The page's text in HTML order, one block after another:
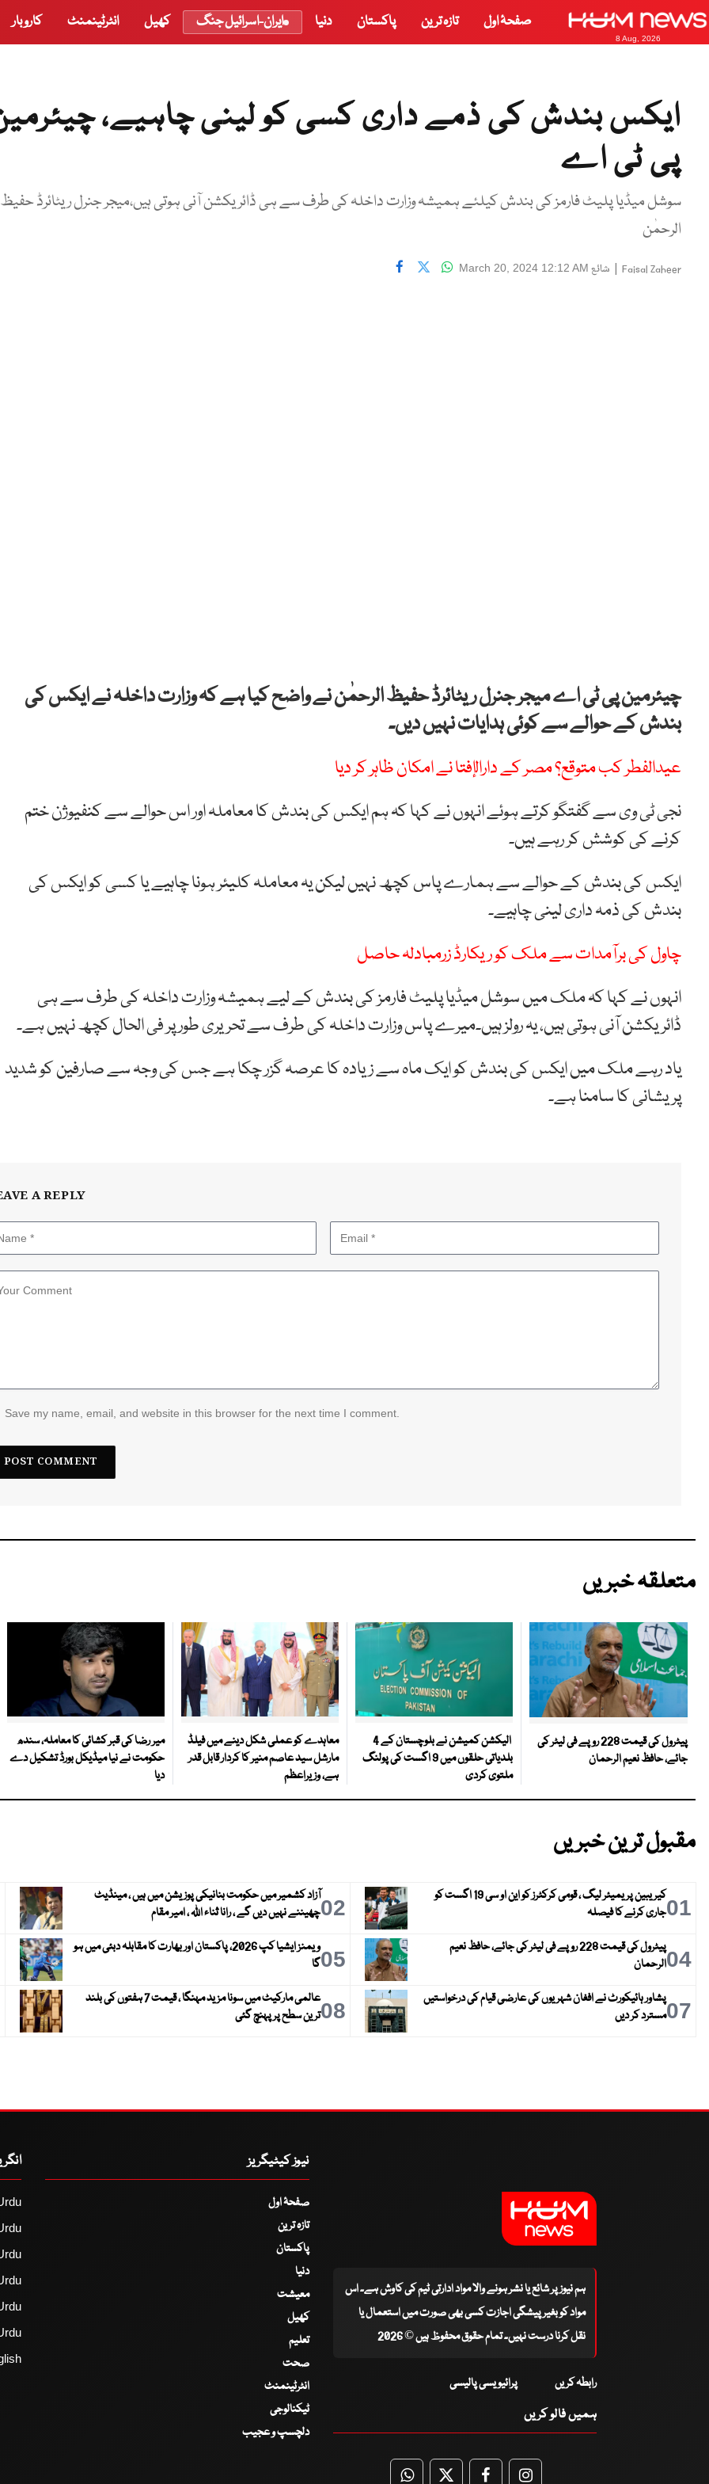
8 Aug, 2026
صفحۂ اول تازہ ترین پاکستان دنیا ایران-اسرائیل جنگ کھیل انٹرٹینمنٹ کاروبار
ایکس بندش کی ذمے داری کسی کو لینی چاہیے،
پی ٹی اے
سوشل میڈیا پلیٹ فارمز کی بندش کیلئے ہمیشہ وزارت داخلہ کی طرف سے ہی ڈائریکشن آنی ہوتی ہیں،میجر جنرل ریٹائرڈ حفیظ
الرحمٰن
Faisal Zaheer
| شائع March 20, 2024 12:12 AM
چیئرمین پی ٹی اے میجر جنرل ریٹائرڈ حفیظ الرحمٰن نے واضح کیا ہے کہ وزارت داخلہ نے ایکس کی
بندش کے حوالے سے کوئی ہدایات نہیں دیں۔
عیدالفطر کب متوقع؟ مصر کے دارالإفتا نے امکان ظاہر کر دیا
نجی ٹی وی سے گفتگو کرتے ہوئے انہوں نے کہا کہ ہم ایکس کی بندش کا معاملہ اور اس حوالے سے کنفیوژن ختم
کرنے کی کوشش کر رہے ہیں۔
ایکس کی بندش کے حوالے سے ہمارے پاس کچھ نہیں لیکن یہ معاملہ کلیئر ہونا چاہیے یا کسی کو ایکس کی
بندش کی ذمہ داری لینی چاہیے۔
چاول کی برآمدات سے ملک کو ریکارڈ زرمبادلہ حاصل
انہوں نے کہا کہ ملک میں سوشل میڈیا پلیٹ فارمز کی بندش کے لیے ہمیشہ وزارت داخلہ کی طرف سے ہی
ڈائریکشن آنی ہوتی ہیں، یہ رولز ہیں۔میرے پاس وزارت داخلہ کی طرف سے تحریری طور پر فی الحال کچھ نہیں ہے۔
یاد رہے ملک میں ایکس کی بندش کو ایک ماہ سے زیادہ کا عرصہ گزر چکا ہے جس کی وجہ سے صارفین کو شدید
پریشانی کا سامنا ہے۔
A REPLY
Save my name, email, and website in this browser for the next time I comment.
متعلقہ خبریں
پیٹرول کی قیمت 228 روپے فی لیٹر کی
جائے، حافظ نعیم الرحمان
الیکشن کمیشن نے بلوچستان کے 4
بلدیاتی حلقوں میں 9 اگست کی پولنگ
ملتوی کردی
معاہدے کو عملی شکل دینے میں فیلڈ
مارشل سید عاصم منیر کا کردار قابل قدر
ہے، وزیراعظم
میر رضا کی قبر کشائی کا معاملہ، سندھ
حکومت نے نیا میڈیکل بورڈ تشکیل دے
دیا
مقبول ترین خبریں
01
کیریبین پریمیئر لیگ ، قومی کرکٹرز کو این او سی 19 اگست کو
جاری کرنے کا فیصلہ
02آزاد کشمیر میں حکومت بنانیکی پوزیشن میں ہیں ، مینڈیٹ
چھیننے نہیں دیں گے ، رانا ثناء اللہ ، امیر مقام
04
پیٹرول کی قیمت 228 روپے فی لیٹر کی جائے، حافظ نعیم
الرحمان
05
ویمنز ایشیا کپ 2026، پاکستان اور بھارت کا مقابلہ دبئی میں ہو
گا
07پشاور ہائیکورٹ نے افغان شہریوں کی عارضی قیام کی درخواستیں
مسترد کر دیں
08
عالمی مارکیٹ میں سونا مزید مہنگا ، قیمت 7 ہفتوں کی بلند
ترین سطح پر پہنچ گئی
ہم نیوز پر شائع یا نشر ہونے والا مواد ادارتی ٹیم کی کاوش ہے۔ اس
مواد کو بغیر پیشگی اجازت کسی بھی صورت میں استعمال یا
نقل کرنا درست نہیں۔ تمام حقوق محفوظ ہیں © 2026
رابطہ کریں پرائیویسی پالیسی
ہمیں فالو کریں
نیوز کیٹیگریز
صفحۂ اول
تازہ ترین
پاکستان
دنیا
معیشت
کھیل
تعلیم
صحت
انٹرٹینمنٹ
ٹیکنالوجی
دلچسپ و عجیب